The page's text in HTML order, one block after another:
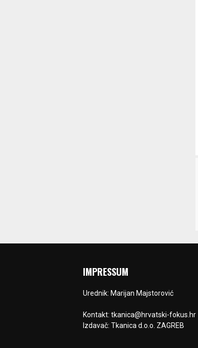
IMPRESSUM
Urednik: Marijan Majstorović
Kontakt: tkanica@hrvatski-fokus.hr
Izdavač: Tkanica d.o.o. ZAGREB